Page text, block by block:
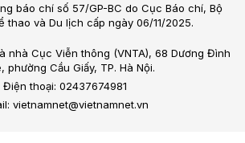
báo chí số 57/GP-BC do Cục Báo chí, Bộ
thao và Du lịch cấp ngày 06/11/2025.
nhà Cục Viễn thông (VNTA), 68 Dương Đình
phường Cầu Giấy, TP. Hà Nội.
Điện thoại: 02437674981
vietnamnet@vietnamnet.vn